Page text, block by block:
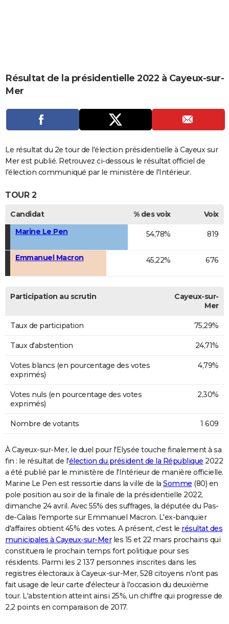
CARTE DE VOEUX
Carte de Noël
Carte Bonne année
Carte Saint-Valentin
Carte Pâques
Carte d'anniversaire
DICTIONNAIRE
Dictionnaire
Biographies
Expressions
Proverbes
PROGRAMME TV
S'inscrire
Se connecter
Lycées
Collèges
Primaires
Universités
Entreprises
Service militaire
Avis de recherche
AVIS DE DÉCÈS
Bricolage
Lifestyle
Culture
Sport
Auto
Television
Voyage
Cinema
Résultat de la présidentielle 2022 à Cayeux-sur-
Mer
Le résultat du 2e tour de l'élection présidentielle à Cayeux sur
Mer est publié. Retrouvez ci-dessous le résultat officiel de
l'élection communiqué par le ministère de l'Intérieur.
TOUR 2
Candidat % des voix
Voix
Marine Le Pen
54,78% 819
Emmanuel Macron 45,22% 676
Participation au scrutin
Cayeux-sur-
Mer
Taux de participation 75,29%
Taux d'abstention 24,71%
Votes blancs (en pourcentage des votes
exprimés)
4,79%
Votes nuls (en pourcentage des votes
exprimés)
2,30%
Nombre de votants 1 609
À Cayeux-sur-Mer, le duel pour l'Elysée touche finalement à sa
fin : le résultat de l'élection du président de la République 2022
a été publié par le ministère de l'Intérieur de manière officielle.
Marine Le Pen est ressortie dans la ville de la Somme (80) en
pole position au soir de la finale de la présidentielle 2022,
dimanche 24 avril. Avec 55% des suffrages, la députée du Pas-
de-Calais l'emporte sur Emmanuel Macron. L'ex-banquier
d'affaires obtient 45% des votes. A présent, c'est le résultat des
municipales à Cayeux-sur-Merles 15 et 22 mars prochains qui
constituera le prochain temps fort politique pour ses
résidents. Parmi les 2 137 personnes inscrites dans les
registres électoraux à Cayeux-sur-Mer, 528 citoyens n'ont pas
fait usage de leur carte d'électeur à l'occasion du deuxième
tour. L'abstention atteint ainsi 25%, un chiffre qui progresse de
2,2 points en comparaison de 2017.